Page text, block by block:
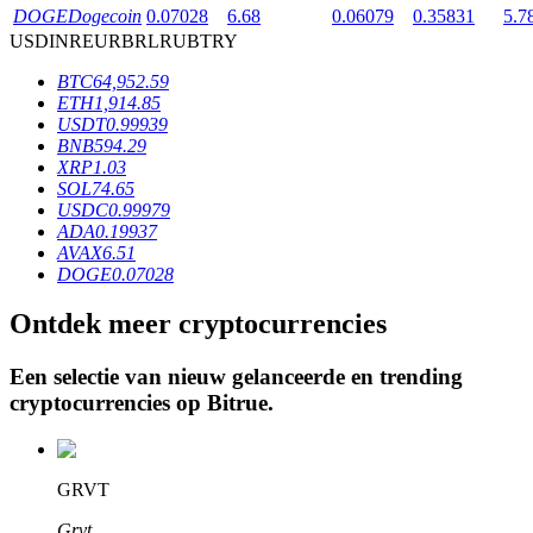
BTR-vergrendelingen
Exclusieve beleggingen voor BTR-houders
Door crypto ondersteunde leenservice
DOGEDogecoin 0.07028 6.68 0.06079 0.35831
USDINREURBRLRUBTRY
BTC64,952.59
ETH1,914.85
USDT0.99939
BNB594.29
XRP1.03
SOL74.65
USDC0.99979
ADA0.19937
AVAX6.51
DOGE0.07028
Ontdek meer cryptocurrencies
Een selectie van nieuw gelanceerde en trending
cryptocurrencies op Bitrue.
GRVT